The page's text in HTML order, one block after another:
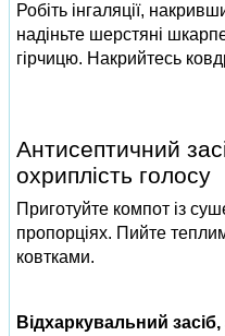
Робіть інгаляції,
надіньте шерстяні
гірчицю. Накрийтесь
Антисептичний
охриплість голосу
Приготуйте компот із
пропорціях. Пийте
ковтками.
Відхаркувальний